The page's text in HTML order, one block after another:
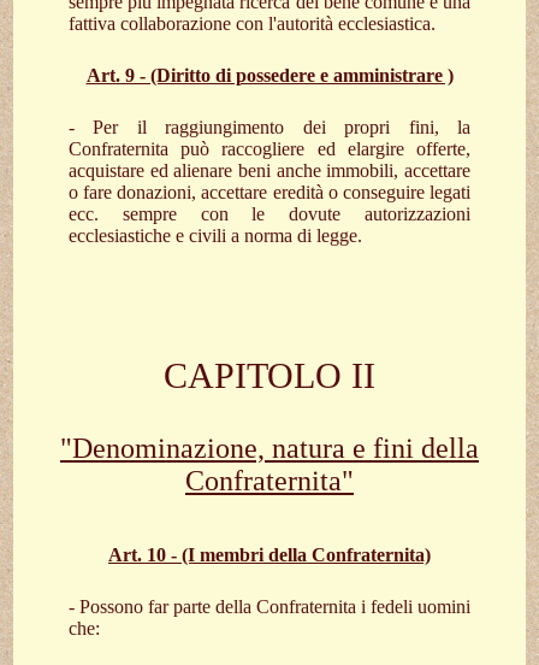
fattiva collaborazione con l'autorità ecclesiastica.
Art. 9 - (Diritto di possedere e amministrare )
- Per il raggiungimento dei propri fini, la
Confraternita può raccogliere ed elargire offerte,
acquistare ed alienare beni anche immobili, accettare
o fare donazioni, accettare eredità o conseguire legati
ecc. sempre con le dovute autorizzazioni
ecclesiastiche e civili a norma di legge.
CAPITOLO II
"Denominazione, natura e fini della
Confraternita"
Art. 10 - (I membri della Confraternita)
- Possono far parte della Confraternita i fedeli uomini
che: